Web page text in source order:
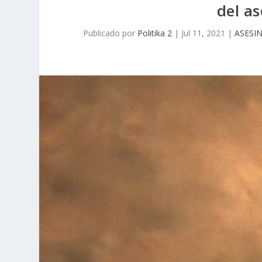
del
Publicado por Politika 2 | Jul 11, 2021 |